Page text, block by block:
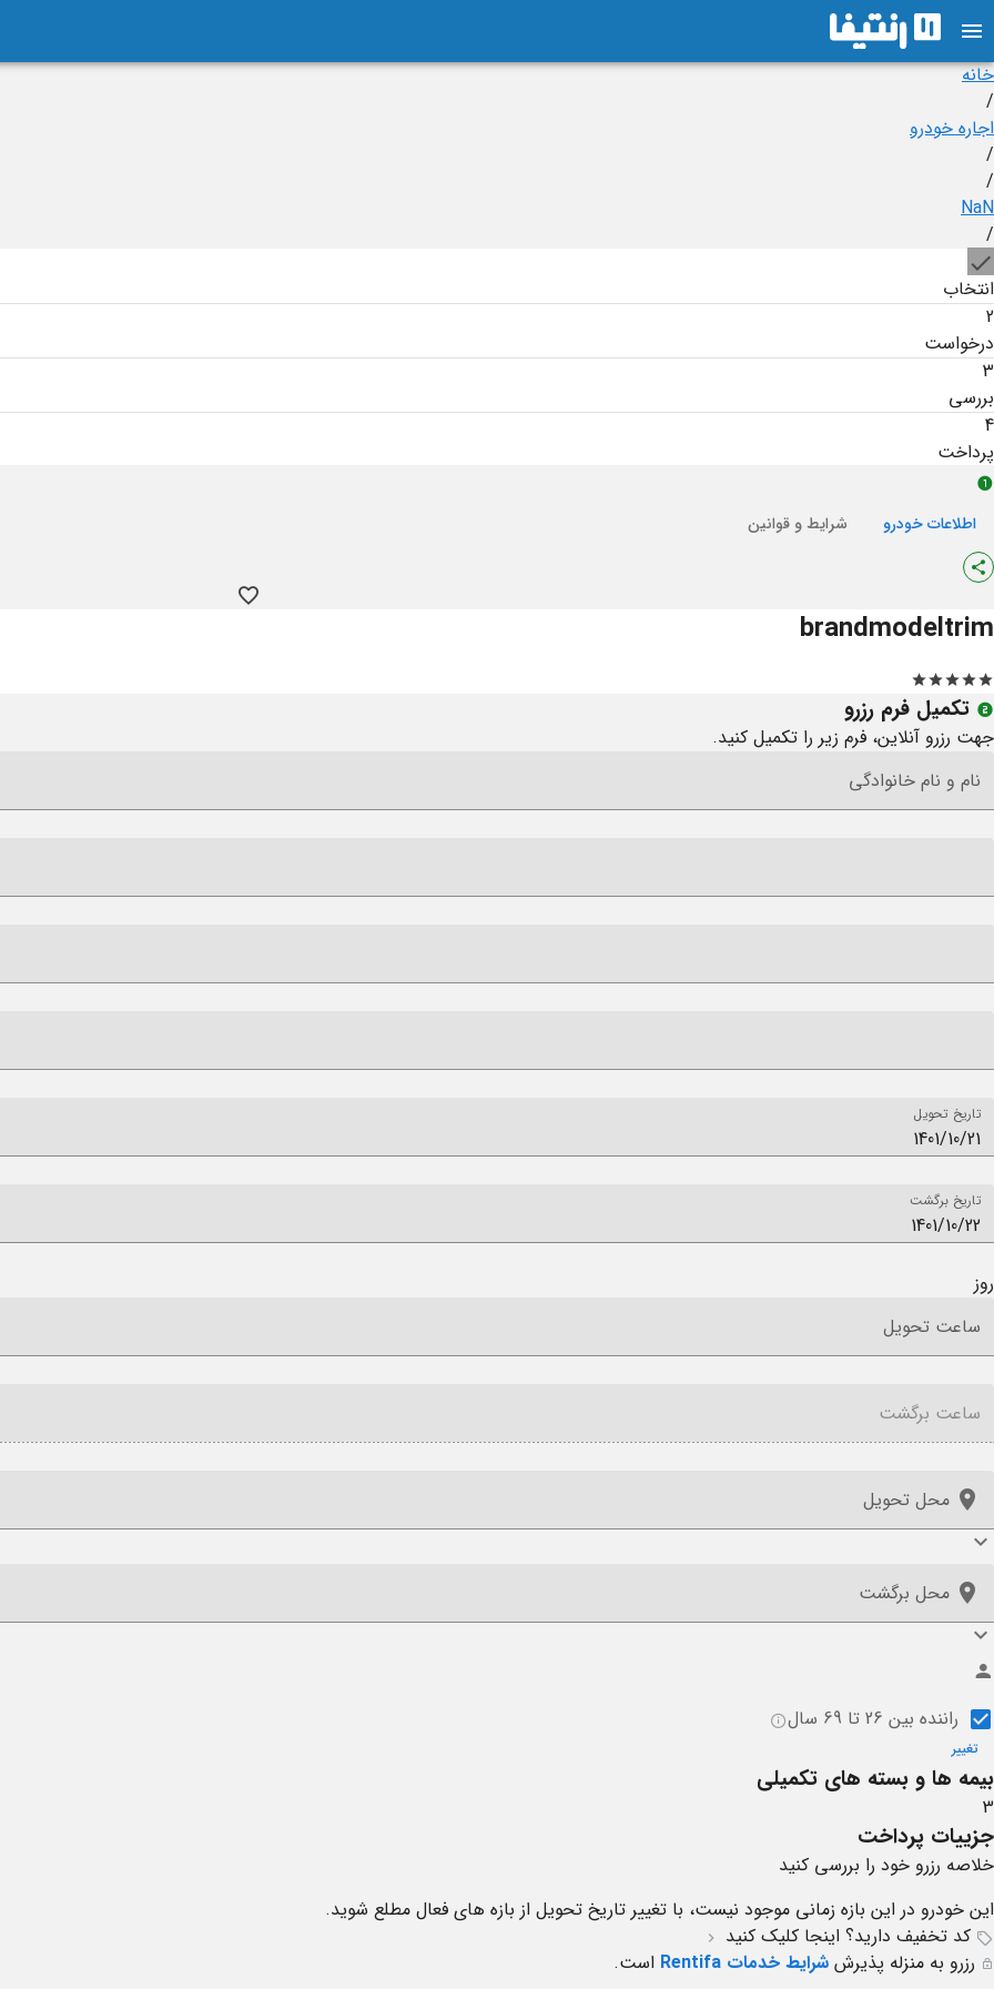
خانه
/
اجاره خودرو
/
/
NaN
/
انتخاب
2
درخواست
3
بررسی
4
پرداخت
اطلاعات خودرو شرایط و قوانین
brandmodeltrim
تکمیل فرم رزرو
جهت رزرو آنلاین، فرم زیر را تکمیل کنید.
نام و نام خانوادگی
تاریخ تحویل
تاریخ برگشت
روز
ساعت تحویل
ساعت برگشت
محل تحویل
محل برگشت
راننده بین 26 تا 69 سال
تغییر
بیمه ها و بسته های تکمیلی
3
جزییات پرداخت
خلاصه رزرو خود را بررسی کنید
این خودرو در این بازه زمانی موجود نیست، با تغییر تاریخ تحویل از بازه های فعال مطلع شوید.
کد تخفیف دارید؟ اینجا کلیک کنید
رزرو به منزله پذیرش شرایط خدمات Rentifa است.